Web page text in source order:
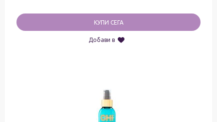
КУПИ СЕГА
Добави в